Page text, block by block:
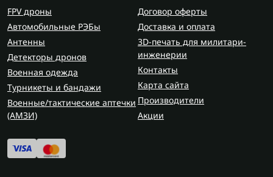
FPV дроны
Автомобильные РЭБы
Антенны
Детекторы дронов
Военная одежда
Турникеты и бандажи
Военные/тактические аптечки
(AMЗИ)
Договор оферты
Доставка и оплата
3D-печать для милитари-
инженерии
Контакты
Карта сайта
Производители
Акции